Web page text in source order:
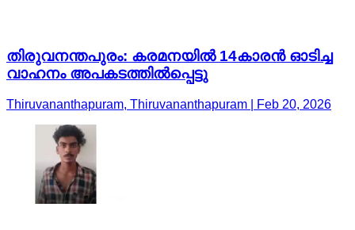
തിരുവനന്തപുരം: കരമനയില്‍ 14കാരൻ ഓടിച്ച
വാഹനം അപകടത്തില്‍പ്പെട്ടു
Thiruvananthapuram, Thiruvananthapuram | Feb 20, 2026